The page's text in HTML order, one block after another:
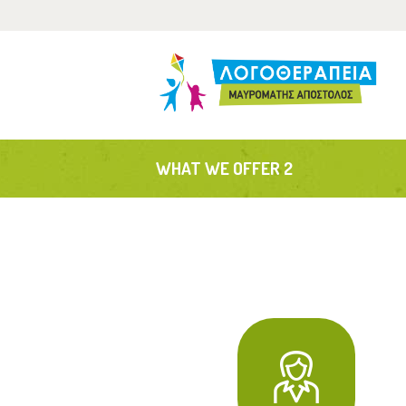
WHAT WE OFFER 2